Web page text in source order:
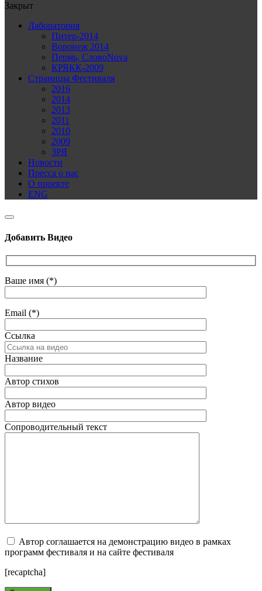
Закрыт
Лаборатория
Питер-2014
Воронеж 2014
Пермь, СловоNova
КРЯКК-2009
Страницы Фестиваля
2016
2014
2013
2011
2010
2009
ЗРЯ
Новости
Пресса о нас
О проекте
ENG
Добавить Видео
Ваше имя (*)
Email (*)
Ссылка
Название
Автор стихов
Автор видео
Сопроводительный текст
Автор соглашается на демонстрацию видео в рамках
программ фестиваля и на сайте фестиваля
[recaptcha]